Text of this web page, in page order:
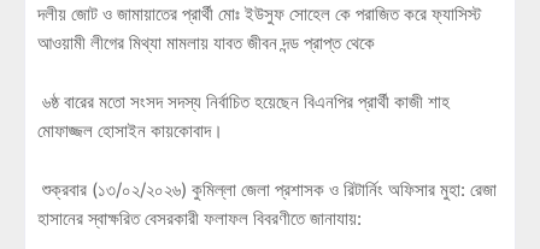
দলীয় জোট ও জামায়াতের প্রার্থী মোঃ ইউসুফ সোহেল কে পরাজিত করে ফ্যাসিস্ট
আওয়ামী লীগের মিথ্যা মামলায় যাবত জীবন দন্ড প্রাপ্ত থেকে
৬ষ্ঠ বারের মতো সংসদ সদস্য নির্বাচিত হয়েছেন বিএনপির প্রার্থী কাজী শাহ
মোফাজ্জল হোসাইন কায়কোবাদ।
শুক্রবার (১৩/০২/২০২৬) কুমিল্লা জেলা প্রশাসক ও রিটার্নিং অফিসার মুহা: রেজা
হাসানের স্বাক্ষরিত বেসরকারী ফলাফল বিবরণীতে জানাযায়: